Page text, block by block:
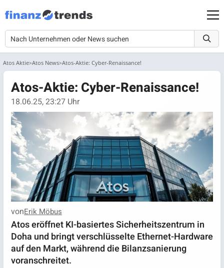
Atos Aktie Atos News Atos-Aktie: Cyber-Renaissance!
Atos-Aktie: Cyber-Renaissance!
18.06.25, 23:27 Uhr
vonErik Möbus
Atos eröffnet KI-basiertes Sicherheitszentrum in
Doha und bringt verschlüsselte Ethernet-Hardware
auf den Markt, während die Bilanzsanierung
voranschreitet.